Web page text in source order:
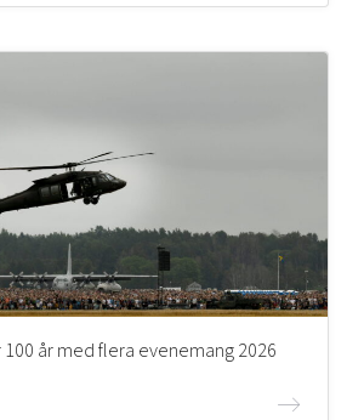
år med flera evenemang 2026